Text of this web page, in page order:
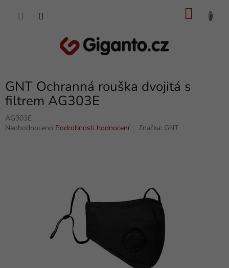
GNT Ochranná rouška dvojitá s
filtrem AG303E
AG303E
Průměrné
Neohodnoceno Podrobnosti hodnocení Značka: GNT